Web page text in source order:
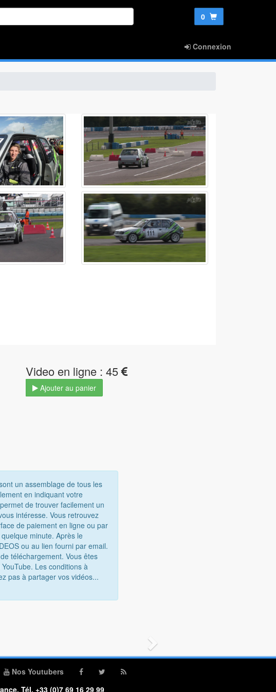
0
Connexion
Video en ligne : 45
Ajouter au panier
un assemblage de tous les
en indiquant votre
de trouver facilement un
intéresse. Vous retrouvez
de paiement en ligne ou par
minute. Après le
ou au lien fourni par email.
téléchargement. Vous êtes
Les conditions à
pas à partager vos vidéos...
Nos Youtubers
Tél. +33 (0)7 69 16 29 99